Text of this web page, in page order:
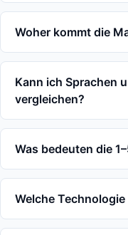
Woher kommt die
Kann ich Sprachen
vergleichen?
Was bedeuten die
Welche